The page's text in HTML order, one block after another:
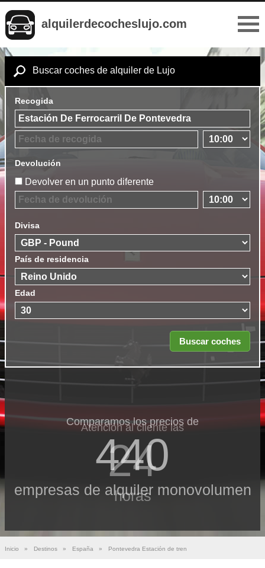
alquilerdecocheslujo.com
Buscar coches de alquiler de Lujo
Recogida
Devolución
Devolver en un punto diferente
Divisa
País de residencia
Edad
Comparamos los precios de
440
empresas de alquiler monovolumen
Atención al cliente las
24
horas
Inicio » Destinos » España » Pontevedra Estación de tren